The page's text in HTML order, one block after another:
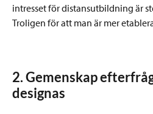
intresset för distansutbildning är
Troligen för att man är mer
2. Gemenskap
designas